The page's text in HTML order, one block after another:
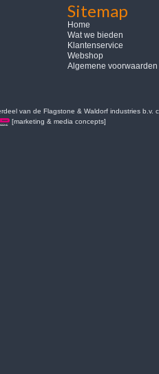
Sitemap
Home
Wat we bieden
Klantenservice
Webshop
Algemene voorwaarden
van de Flagstone & Waldorf industries b.v.
[marketing & media concepts]